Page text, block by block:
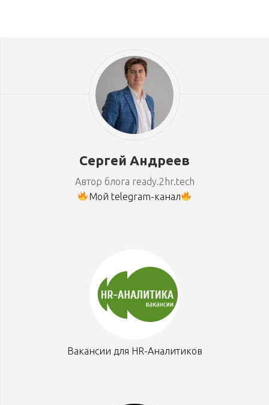
Сергей Андреев
Автор блога ready.2hr.tech
Мой telegram-канал
Вакансии для HR-Аналитиков